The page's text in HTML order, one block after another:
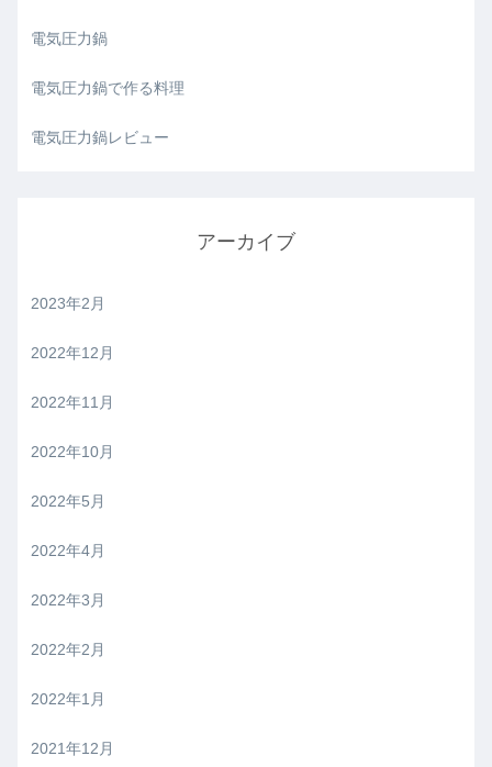
電気圧力鍋
電気圧力鍋で作る料理
電気圧力鍋レビュー
アーカイブ
2023年2月
2022年12月
2022年11月
2022年10月
2022年5月
2022年4月
2022年3月
2022年2月
2022年1月
2021年12月